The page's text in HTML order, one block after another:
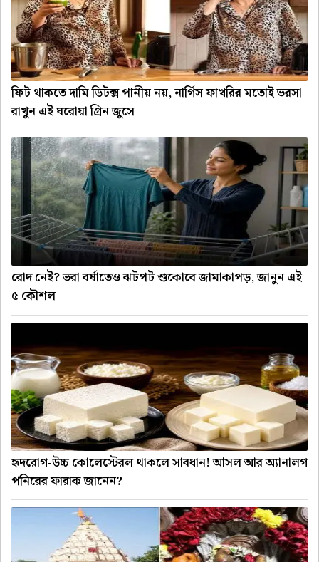
ফিট থাকতে দামি ডিটক্স পানীয় নয়, নার্গিস ফাখরির মতোই ভরসা
রাখুন এই ঘরোয়া গ্রিন জুসে
রোদ নেই? ভরা বর্ষাতেও ঝটপট শুকোবে জামাকাপড়, জানুন এই
৫ কৌশল
হৃদরোগ-উচ্চ কোলেস্টেরল থাকলে সাবধান! আসল আর অ্যানালগ
পনিরের ফারাক জানেন?